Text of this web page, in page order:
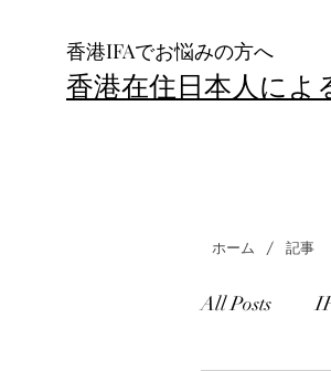
香港IFAでお悩みの方へ
香港在住日本人によ
ホーム / 記事
All Posts